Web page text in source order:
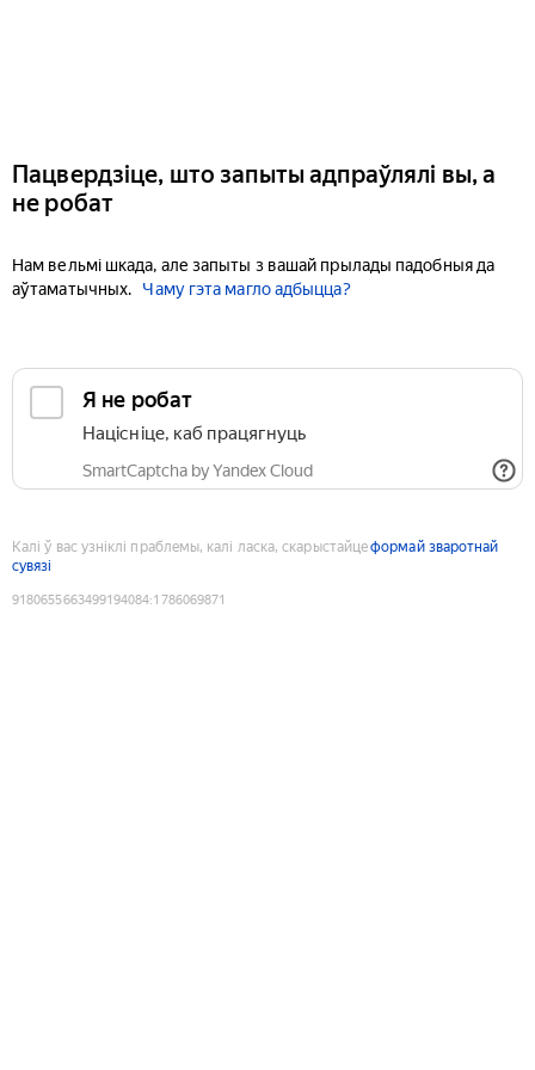
Пацвердзіце, што запыты адпраўлялі вы, а
не робат
Нам вельмі шкада, але запыты з вашай прылады падобныя да
аўтаматычных.
Чаму гэта магло адбыцца?
Я не робат
Націсніце, каб працягнуць
SmartCaptcha by Yandex Cloud
Калі ў вас узніклі праблемы, калі ласка, скарыстайцеформай зваротнай
сувязі
9180655663499194084:1786069871